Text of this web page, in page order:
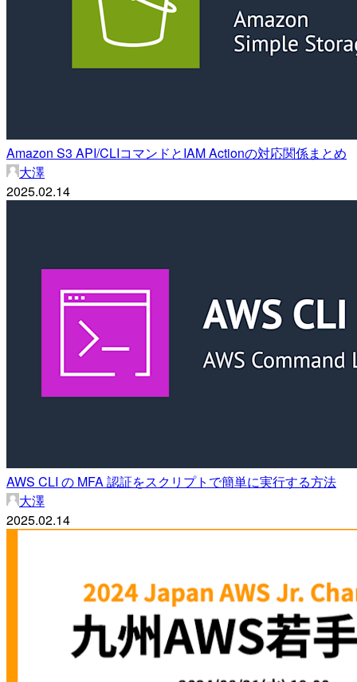
Amazon S3 API/CLIコマンドとIAM Actionの対応関係まとめ
大澤
2025.02.14
AWS CLI の MFA 認証をスクリプトで簡単に実行する方法
大澤
2025.02.14